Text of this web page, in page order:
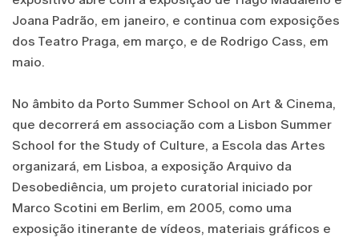
Joana Padrão, em janeiro, e continua com exposições
dos Teatro Praga, em março, e de Rodrigo Cass, em
maio.
No âmbito da Porto Summer School on Art & Cinema,
que decorrerá em associação com a Lisbon Summer
School for the Study of Culture, a Escola das Artes
organizará, em Lisboa, a exposição Arquivo da
Desobediência, um projeto curatorial iniciado por
Marco Scotini em Berlim, em 2005, como uma
exposição itinerante de vídeos, materiais gráficos e